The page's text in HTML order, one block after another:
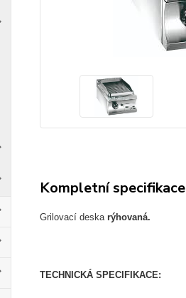
Kompletní specifikace
Grilovací deska rýhovaná.
TECHNICKÁ SPECIFIKACE: